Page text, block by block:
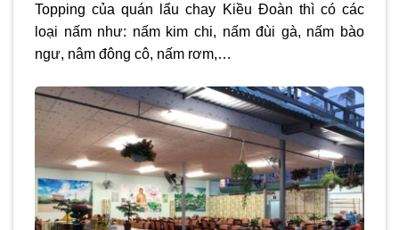
Topping của quán lẩu chay Kiều Đoàn thì có các
loại nấm như: nấm kim chi, nấm đùi gà, nấm bào
ngư, nâm đông cô, nấm rơm,…